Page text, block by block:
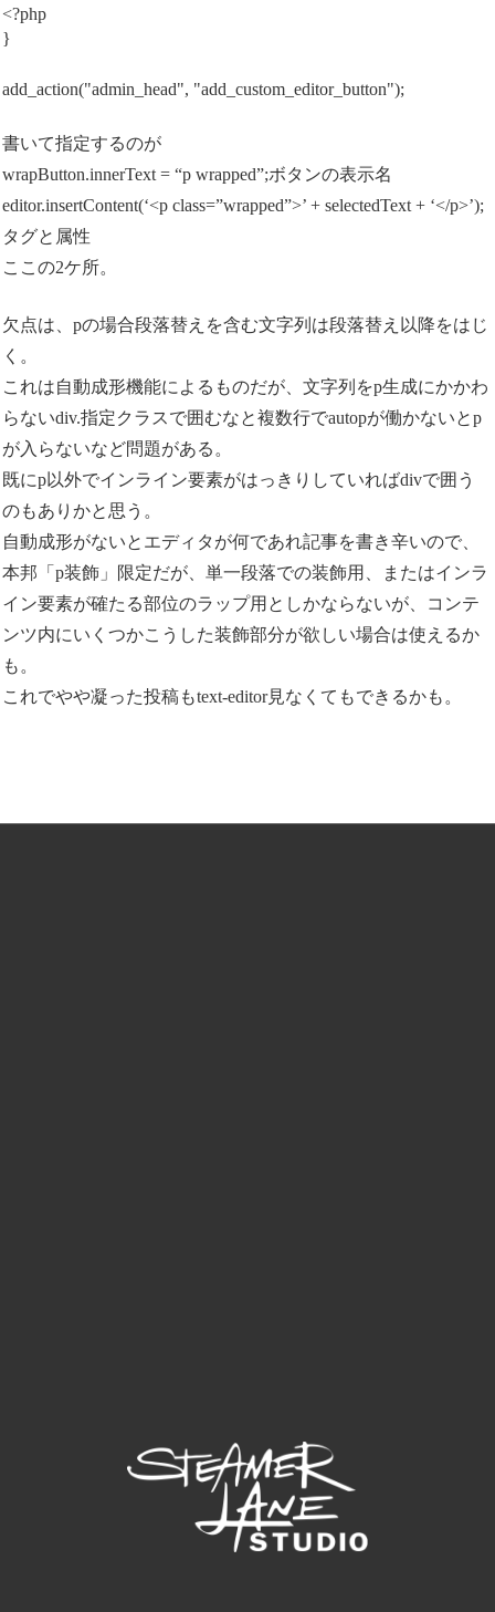
<?php
}
add_action("admin_head", "add_custom_editor_button");
書いて指定するのが
wrapButton.innerText = “p wrapped”;ボタンの表示名
editor.insertContent(‘<p class=”wrapped”>’ + selectedText + ‘</p>’);
タグと属性
ここの2ケ所。
欠点は、pの場合段落替えを含む文字列は段落替え以降をはじ
く。
これは自動成形機能によるものだが、文字列をp生成にかかわ
らないdiv.指定クラスで囲むなと複数行でautopが働かないとp
が入らないなど問題がある。
既にp以外でインライン要素がはっきりしていればdivで囲う
のもありかと思う。
自動成形がないとエディタが何であれ記事を書き辛いので、
本邦「p装飾」限定だが、単一段落での装飾用、またはインラ
イン要素が確たる部位のラップ用としかならないが、コンテ
ンツ内にいくつかこうした装飾部分が欲しい場合は使えるか
も。
これでやや凝った投稿もtext-editor見なくてもできるかも。